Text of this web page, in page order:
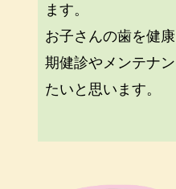
ます。
お子さんの歯を健
期健診やメンテナ
たいと思います。